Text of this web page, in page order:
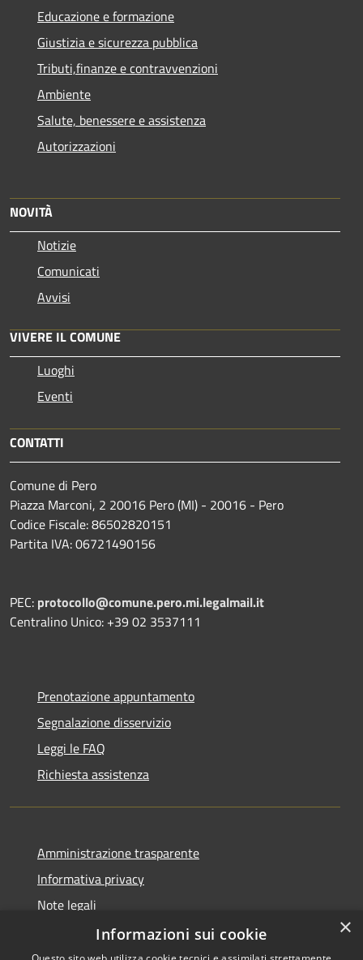
Educazione e formazione
Giustizia e sicurezza pubblica
Tributi,finanze e contravvenzioni
Ambiente
Salute, benessere e assistenza
Autorizzazioni
NOVITÀ
Notizie
Comunicati
Avvisi
VIVERE IL COMUNE
Luoghi
Eventi
CONTATTI
Comune di Pero
Piazza Marconi, 2 20016 Pero (MI) - 20016 - Pero
Codice Fiscale: 86502820151
Partita IVA: 06721490156
PEC: protocollo@comune.pero.mi.legalmail.it
Centralino Unico: +39 02 3537111
Prenotazione appuntamento
Segnalazione disservizio
Leggi le FAQ
Richiesta assistenza
Amministrazione trasparente
Informativa privacy
Note legali
Dichiarazione di accessibilità
×
Informazioni sui cookie